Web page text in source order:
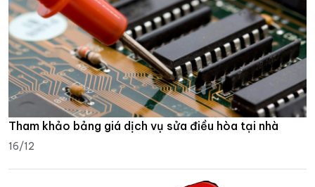
Tham khảo bảng giá dịch vụ sửa điều hòa tại nhà
16/12